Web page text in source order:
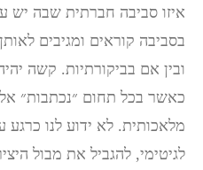
איזו סביבה חברתית שבה יש
בסביבה קוראים ומגיבים
ובין אם בביקורתיות. קשה
כאשר בכל תחום ״נכתבות״
מלאכותית. לא ידוע לנו כרגע
לגיטימי, להגביל את מבול